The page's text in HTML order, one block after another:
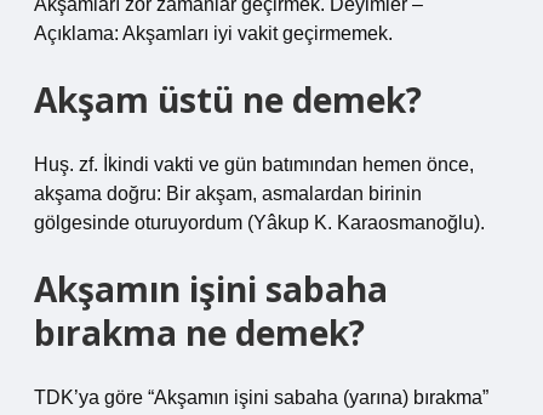
Akşamları zor zamanlar geçirmek. Deyimler –
Açıklama: Akşamları iyi vakit geçirmemek.
Akşam üstü ne demek?
Huş. zf. İkindi vakti ve gün batımından hemen önce,
akşama doğru: Bir akşam, asmalardan birinin
gölgesinde oturuyordum (Yâkup K. Karaosmanoğlu).
Akşamın işini sabaha
bırakma ne demek?
TDK’ya göre “Akşamın işini sabaha (yarına) bırakma”